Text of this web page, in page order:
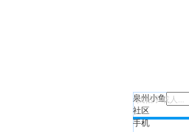
泉州小鱼
社区
手机
找帖子或人...